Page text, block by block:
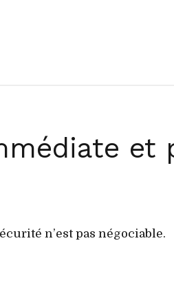
et
n’est pas négociable.